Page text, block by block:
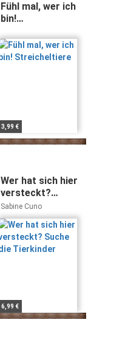
Fühl mal, wer ich
bin!
3,99 €
Wer hat sich hier
versteckt?
Suche die
Tierkinder
Sabine Cuno
6,99 €